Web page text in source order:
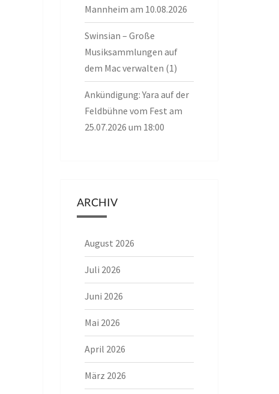
Mannheim am 10.08.2026
Swinsian – Große
Musiksammlungen auf
dem Mac verwalten (1)
Ankündigung: Yara auf der
Feldbühne vom Fest am
25.07.2026 um 18:00
ARCHIV
August 2026
Juli 2026
Juni 2026
Mai 2026
April 2026
März 2026